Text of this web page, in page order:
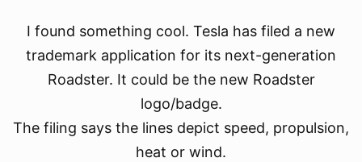
I found something cool. Tesla has filed a new
trademark application for its next-generation
Roadster. It could be the new Roadster
logo/badge.
The filing says the lines depict speed, propulsion,
heat or wind.